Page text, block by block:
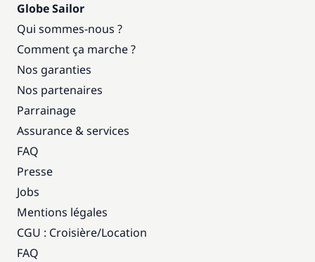
Globe Sailor
Qui sommes-nous ?
Comment ça marche ?
Nos garanties
Nos partenaires
Parrainage
Assurance & services
FAQ
Presse
Jobs
Mentions légales
CGU : Croisière/Location
FAQ